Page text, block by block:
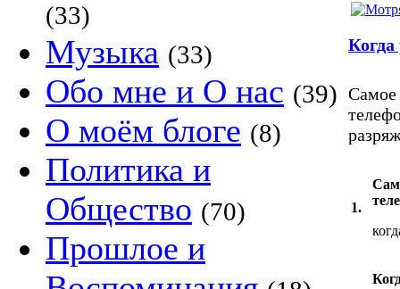
(33)
Музыка (33)
Обо мне и О нас (39)
О моём блоге (8)
Политика и
Общество (70)
Прошлое и
Когда
Самое
1.